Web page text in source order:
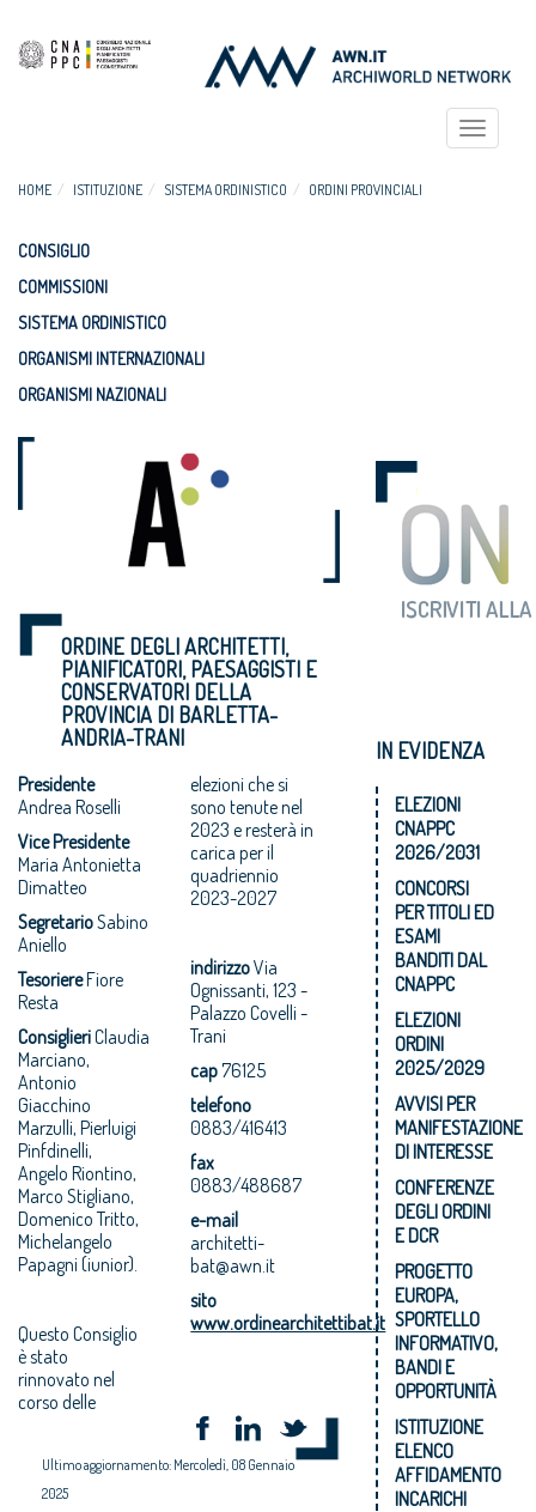
Toggle
HOME ISTITUZIONE SISTEMA ORDINISTICO ORDINI PROVINCIALI
CONSIGLIO
COMMISSIONI
SISTEMA ORDINISTICO
ORGANISMI INTERNAZIONALI
ORGANISMI NAZIONALI
ORDINE DEGLI ARCHITETTI,
PIANIFICATORI, PAESAGGISTI E
CONSERVATORI DELLA
PROVINCIA DI BARLETTA-
ANDRIA-TRANI
Presidente
Andrea Roselli
Vice Presidente
Maria Antonietta
Dimatteo
SegretarioSabino
Aniello
TesoriereFiore
Resta
ConsiglieriClaudia
Marciano,
Antonio
Giacchino
Marzulli, Pierluigi
Pinfdinelli,
Angelo Riontino,
Marco Stigliano,
Domenico Tritto,
Michelangelo
Papagni (iunior).
Questo Consiglio
è stato
rinnovato nel
corso delle
elezioni che si
sono tenute nel
2023 e resterà in
carica per il
quadriennio
2023-2027
indirizzoVia
Ognissanti, 123 -
Palazzo Covelli -
Trani
cap76125
telefono
0883/416413
fax
0883/488687
e-mail
architetti-
bat@awn.it
sito
www.ordinearchitettibat.it
Ultimo aggiornamento: Mercoledì, 08 Gennaio
2025
IN EVIDENZA
ELEZIONI
CNAPPC
2026/2031
CONCORSI
PER TITOLI ED
ESAMI
BANDITI DAL
CNAPPC
ELEZIONI
ORDINI
2025/2029
AVVISI PER
MANIFESTAZIONE
DI INTERESSE
CONFERENZE
DEGLI ORDINI
E DCR
PROGETTO
EUROPA,
SPORTELLO
INFORMATIVO,
BANDI E
OPPORTUNITÀ
ISTITUZIONE
ELENCO
AFFIDAMENTO
INCARICHI